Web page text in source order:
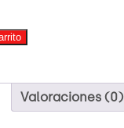
Valoraciones (0)